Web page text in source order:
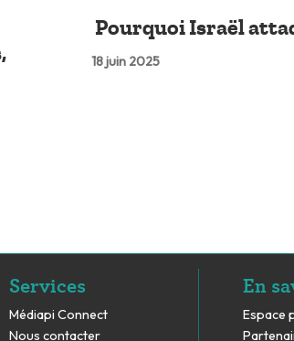
Pourquoi Israël
18 juin 2025
Services
Médiapi Connect
Nous contacter
En
Espace